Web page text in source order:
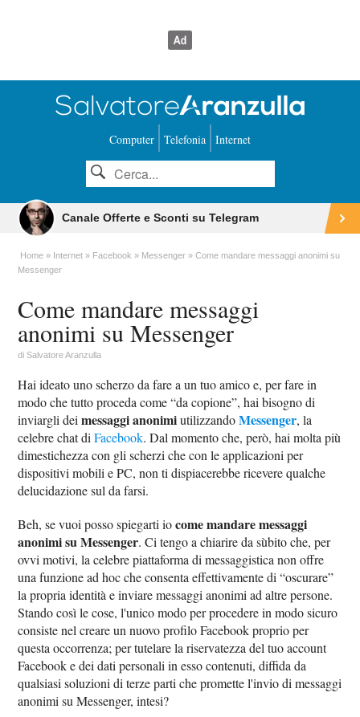
Computer Telefonia Internet
Canale Offerte e Sconti su Telegram
Home Internet Facebook Messenger
Come mandare messaggi anonimi su
Messenger
Come mandare messaggi
anonimi su Messenger
diSalvatore Aranzulla
Hai ideato uno scherzo da fare a un tuo amico e, per fare in
modo che tutto proceda come “da copione”, hai bisogno di
inviargli deimessaggi anonimiutilizzandoMessenger, la
celebre chat diFacebook. Dal momento che, però, hai molta più
dimestichezza con gli scherzi che con le applicazioni per
dispositivi mobili e PC, non ti dispiacerebbe ricevere qualche
delucidazione sul da farsi.
Beh, se vuoi posso spiegarti iocome mandare messaggi
anonimi su Messenger. Ci tengo a chiarire da sùbito che, per
ovvi motivi, la celebre piattaforma di messaggistica non offre
una funzione ad hoc che consenta effettivamente di “oscurare”
la propria identità e inviare messaggi anonimi ad altre persone.
Stando così le cose, l'unico modo per procedere in modo sicuro
consiste nel creare un nuovo profilo Facebook proprio per
questa occorrenza; per tutelare la riservatezza del tuo account
Facebook e dei dati personali in esso contenuti, diffida da
qualsiasi soluzioni di terze parti che promette l'invio di messaggi
anonimi su Messenger, intesi?